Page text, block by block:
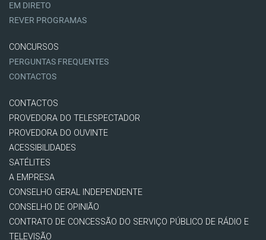
EM DIRETO
REVER PROGRAMAS
CONCURSOS
PERGUNTAS FREQUENTES
CONTACTOS
CONTACTOS
PROVEDORA DO TELESPECTADOR
PROVEDORA DO OUVINTE
ACESSIBILIDADES
SATÉLITES
A EMPRESA
CONSELHO GERAL INDEPENDENTE
CONSELHO DE OPINIÃO
CONTRATO DE CONCESSÃO DO SERVIÇO PÚBLICO DE RÁDIO E
TELEVISÃO